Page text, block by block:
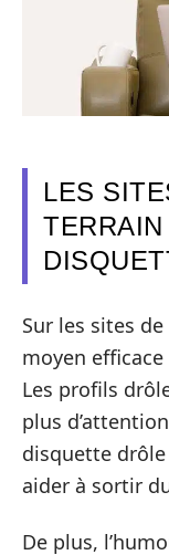
LES
Sur les sites
moyen
Les profils
plus
disquette
aider à sortir
De plus,